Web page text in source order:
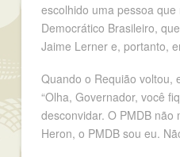
escolhido uma pessoa
Democrático Brasileiro,
Jaime Lerner e, portanto,
Quando o Requião voltou,
“Olha, Governador, você
desconvidar. O PMDB não
Heron, o PMDB sou eu.